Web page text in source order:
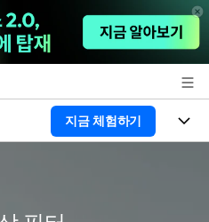
지금 체험하기